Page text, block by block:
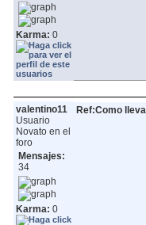
Karma: 0
valentino11
Usuario
Novato en el
foro
Mensajes:
34
Karma: 0
Ref:Como